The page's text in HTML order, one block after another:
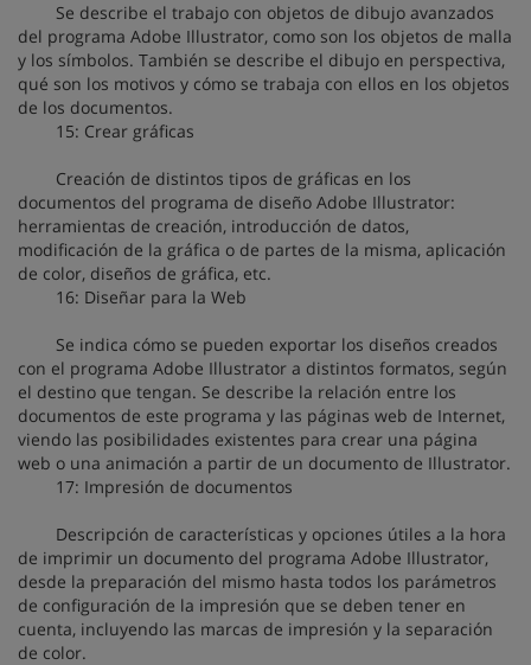
Se describe el trabajo con objetos de dibujo avanzados
del programa Adobe Illustrator, como son los objetos de malla
y los símbolos. También se describe el dibujo en perspectiva,
qué son los motivos y cómo se trabaja con ellos en los objetos
de los documentos.
15: Crear gráficas
Creación de distintos tipos de gráficas en los
documentos del programa de diseño Adobe Illustrator:
herramientas de creación, introducción de datos,
modificación de la gráfica o de partes de la misma, aplicación
de color, diseños de gráfica, etc.
16: Diseñar para la Web
Se indica cómo se pueden exportar los diseños creados
con el programa Adobe Illustrator a distintos formatos, según
el destino que tengan. Se describe la relación entre los
documentos de este programa y las páginas web de Internet,
viendo las posibilidades existentes para crear una página
web o una animación a partir de un documento de Illustrator.
17: Impresión de documentos
Descripción de características y opciones útiles a la hora
de imprimir un documento del programa Adobe Illustrator,
desde la preparación del mismo hasta todos los parámetros
de configuración de la impresión que se deben tener en
cuenta, incluyendo las marcas de impresión y la separación
de color.